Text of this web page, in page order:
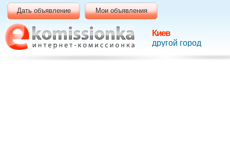
Киев
другой город
Дать объявление Мои объявления